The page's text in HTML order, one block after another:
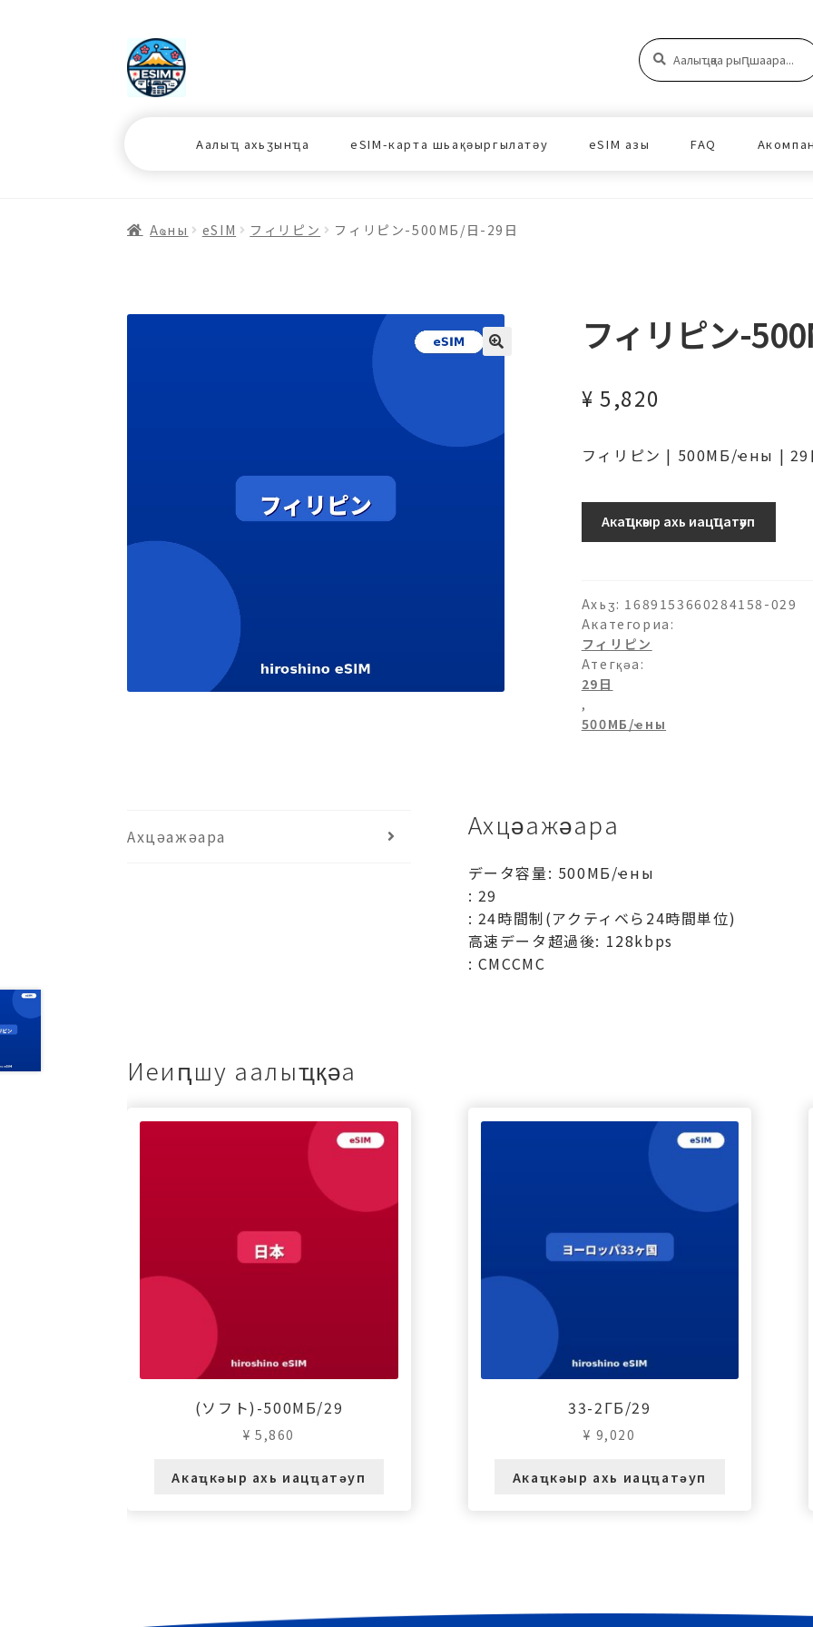
ナ
ビ
ゲ
ス
コ
ン
テ
プ
Аԥшаара:
Аԥшаара
Аалыҵ ахьӡынҵа eSIM-карта шьақәыргылатәу eSIM азы FAQ
Аҩны еSIM フィリピン フィリピン-500МБ/日-29日
フィリピン-
¥ 5,820
フィリピン | 500МБ/ҽны | 29
ン-500МБ/
日-29
日
аԥхьаӡара
Акаҵкәыр ахь иацҵатәуп
Ахьӡ: 1689153660284158-029
Акатегориа:
フィリピン
Атегқәа:
29日
,
500МБ/ҽны
Ахцәажәара Ахцәажәара
データ容量: 500МБ/ҽны
: 29
: 24時間制(アクティベら24時間単位)
高速データ超過後: 128kbps
: СМССМС
Иеиԥшу аалыҵқәа
(ソフト)-500МБ/29
¥ 5,860
Акаҵкәыр ахь иацҵатәуп
33-2ГБ/29
¥ 9,020
Акаҵкәыр ахь иацҵатәуп